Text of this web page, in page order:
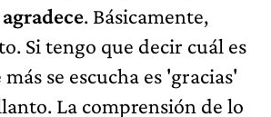
. Básicamente,
Si tengo que decir cuál es
se escucha es 'gracias'
La comprensión de lo